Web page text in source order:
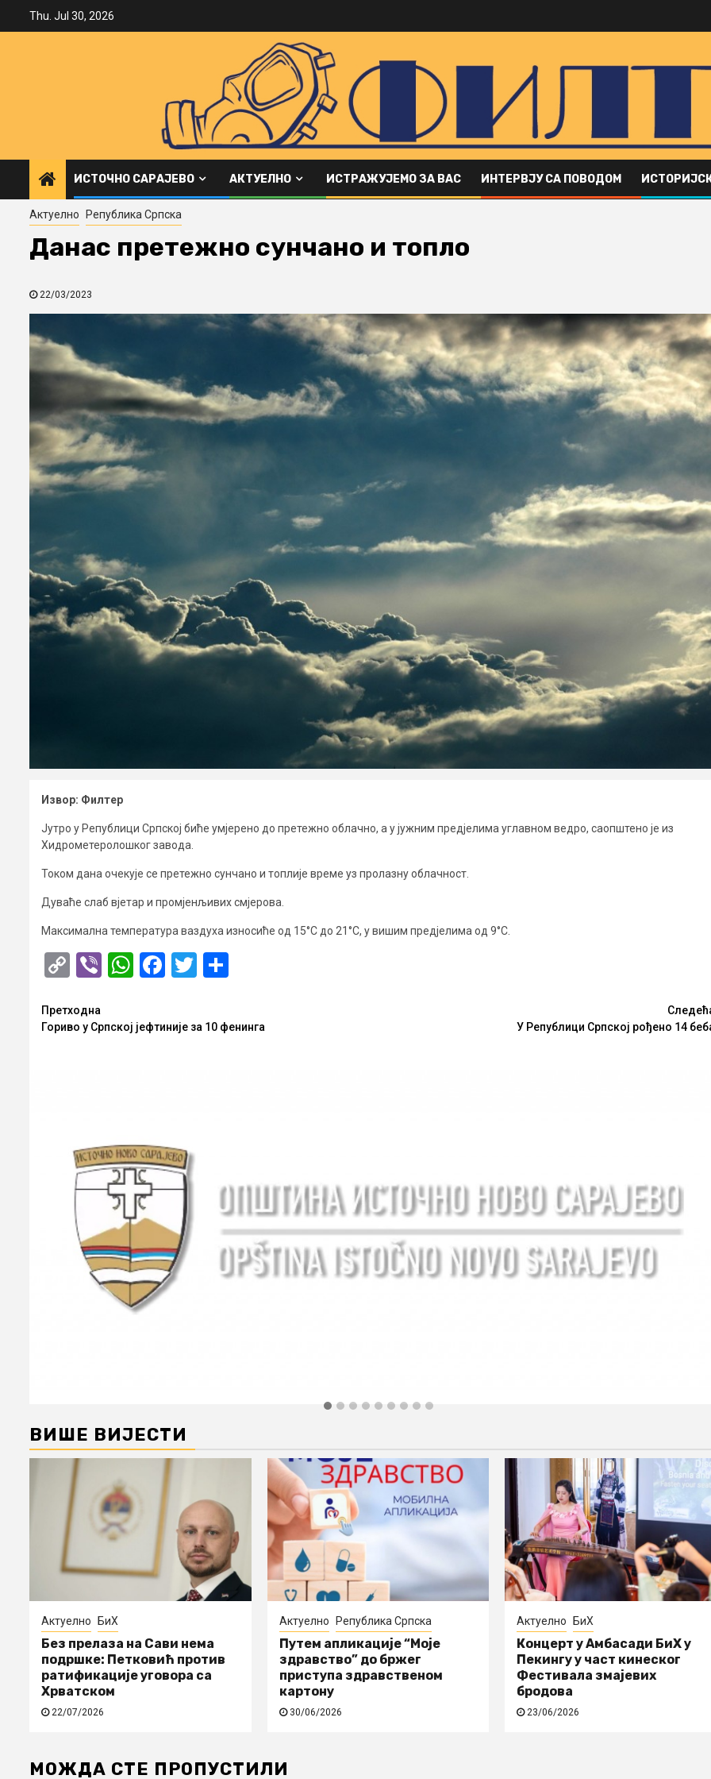
Thu. Jul 30, 2026
ИСТОЧНО САРАЈЕВО АКТУЕЛНО ИСТРАЖУЈЕМО ЗА ВАС ИНТЕРВЈУ СА ПОВОДОМ
Актуелно Република Српска
Данас претежно сунчано и топло
22/03/2023
Извор: Филтер
Јутро у Републици Српској биће умјерено до претежно облачно, а у јужним предјелима углавном ведро, саопштено је из
Хидрометеролошког завода.
Током дана очекује се претежно сунчано и топлије време уз пролазну облачност.
Дуваће слаб вјетар и промјенљивих смјерова.
Максимална температура ваздуха износиће од 15°С до 21°С, у вишим предјелима од 9°С.
CopyViberWhatsApp
Facebook
Twitter
Опширније
Претходна
Гориво у Српској јефтиније за 10 фенинга
У Републици Српској рођено 14
ВИШЕ ВИЈЕСТИ
Актуелно БиХ
Без прелаза на Сави нема
подршке: Петковић против
ратификације уговора са
Хрватском
22/07/2026
Актуелно Република Српска
Путем апликације “Моје
здравство” до бржег
приступа здравственом
картону
30/06/2026
Актуелно БиХ
Концерт у Амбасади БиХ у
Пекингу у част кинеског
Фестивала змајевих
бродова
23/06/2026
Република Српска
Путем апликације “Моје здравство” до
бржег приступа здравственом картону
30/06/2026
Вијести Источно Сарајево
МОЖДА СТЕ ПРОПУСТИЛИ